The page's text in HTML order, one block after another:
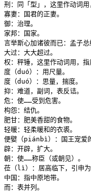
刑：同「型」，这里作动词用
寡妻：国君的正妻。
御：治理。
家邦：国家。
言举斯心加诸彼而已：孟子
大过：大大超过。
权：秤锤，这里作动词用，指
度（duó）：用尺量。
度（duó）：思量，揣度。
抑：难道，副词，表反诘。
危：使……受到危害。
构怨：结仇。
肥甘：肥美香甜的食物。
轻暖：轻柔暖和的衣裘。
便嬖（piánbì）：国王宠爱
辟：开辟，扩大。
朝：使……称臣（或朝见）。
莅（lì）：居高临下，引申为
中国：指中原地带。
而：表并列。